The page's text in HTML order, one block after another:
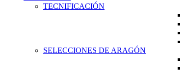
TECNIFICACIÓN
SELECCIONES DE ARAGÓN